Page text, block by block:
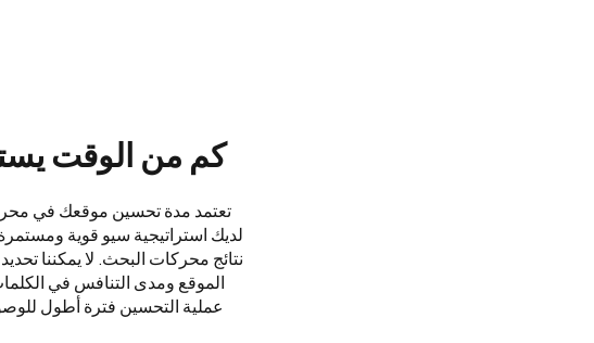
كم من الوقت
تعتمد مدة تحسين موقعك في
لديك استراتيجية سيو قوية
نتائج محركات البحث. لا يمكننا
الموقع ومدى التنافس في
عملية التحسين فترة أطول